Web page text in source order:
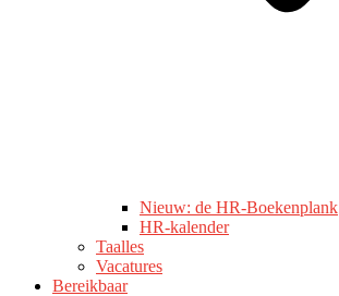
Nieuw: de HR-Boekenplank
HR-kalender
Taalles
Vacatures
Bereikbaar